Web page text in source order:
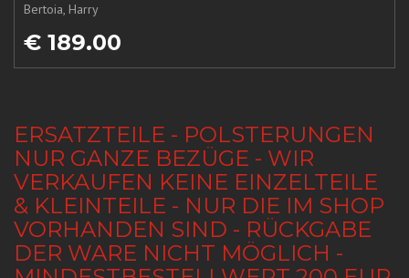
Bertoia, Harry
€ 189.00
ERSATZTEILE - POLSTERUNGEN
NUR GANZE BEZÜGE - WIR
VERKAUFEN KEINE EINZELTEILE
& KLEINTEILE - NUR DIE IM SHOP
VORHANDEN SIND - RÜCKGABE
DER WARE NICHT MÖGLICH -